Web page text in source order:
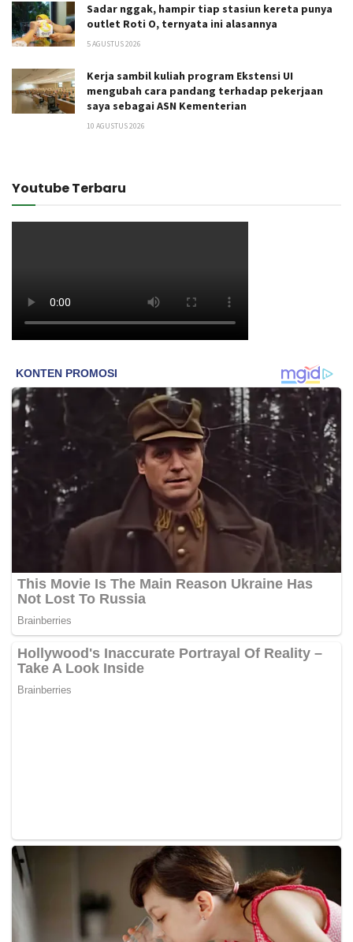
Sadar nggak, hampir tiap stasiun kereta punya
outlet Roti O, ternyata ini alasannya
5 AGUSTUS 2026
Kerja sambil kuliah program Ekstensi UI
mengubah cara pandang terhadap pekerjaan
saya sebagai ASN Kementerian
10 AGUSTUS 2026
Youtube Terbaru